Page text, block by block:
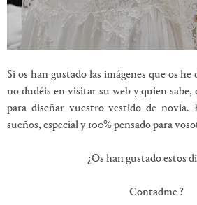
Si os han gustado las imágenes que os he
no dudéis en visitar su web y quien
para diseñar vuestro vestido de novia.
sueños, especial y 100% pensado para
¿Os han gustado estos
Contadme ?